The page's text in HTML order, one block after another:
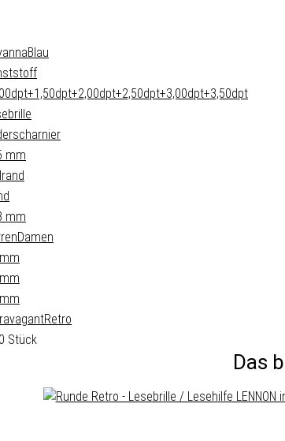
Blau
+1,50dpt+2,00dpt+2,50dpt+3,00dpt+3,50dpt
mm
mm
Damen
Retro
Stück
Das